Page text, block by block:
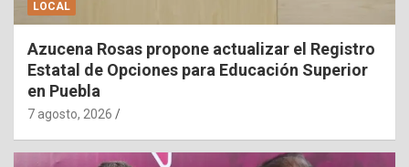
LOCAL
Azucena Rosas propone actualizar el Registro
Estatal de Opciones para Educación Superior
en Puebla
7 agosto, 2026